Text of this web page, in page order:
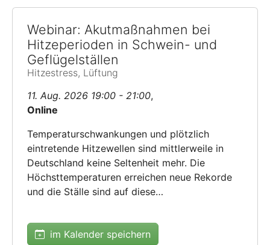
Webinar: Akutmaßnahmen bei
Hitzeperioden in Schwein- und
Geflügelställen
Hitzestress, Lüftung
11. Aug. 2026 19:00 - 21:00,
Online
Temperaturschwankungen und plötzlich
eintretende Hitzewellen sind mittlerweile in
Deutschland keine Seltenheit mehr. Die
Höchsttemperaturen erreichen neue Rekorde
und die Ställe sind auf diese…
im Kalender speichern